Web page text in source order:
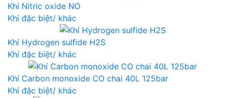
Khí Nitric oxide NO
Khí đặc biệt/ khác
Khí Hydrogen sulfide H2S
Khí đặc biệt/ khác
Khí Carbon monoxide CO chai 40L 125bar
Khí đặc biệt/ khác